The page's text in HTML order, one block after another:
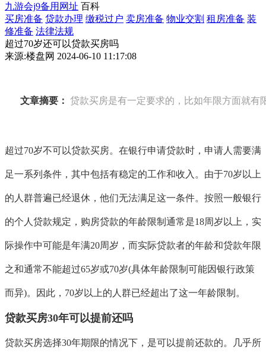
九游会j9备用网址 百科
买房准备 贷款办理 缴税过户 卖房准备 物业交割 租房准备 装
修准备 法律法规
超过70岁还可以贷款买房吗
来源:楼盘网 2024-06-10 11:17:08
文章摘要： 贷款买房是有一定要求的，比如年限方面就有
超过70岁不可以贷款买房。在银行申请贷款时，申请人需要满
足一系列条件，其中包括有稳定的工作和收入。由于70岁以上
的人群普遍已经退休，他们无法满足这一条件。按照一般银行
的个人贷款规定，购房贷款的年龄限制通常是18周岁以上，实
际操作中可能是年满20周岁，而实际贷款者的年龄和贷款年限
之和通常不能超过65岁或70岁(具体年龄限制可能因银行政策
而异)。因此，70岁以上的人群已经超出了这一年龄限制。
贷款买房30年可以提前还吗
贷款买房选择30年期限的情况下，是可以提前还款的。几乎所